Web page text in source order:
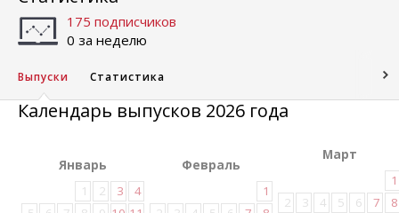
175 подписчиков
0 за неделю
Выпуски Статистика
Календарь выпусков 2026 года
Январь
1
2 3
4
Февраль
1
Март
1
2
3 4 5 6 7
8